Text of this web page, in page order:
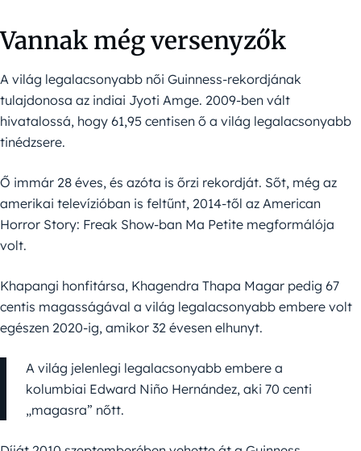
Vannak még versenyzők
A világ legalacsonyabb női Guinness-rekordjának
tulajdonosa az indiai Jyoti Amge. 2009-ben vált
hivatalossá, hogy 61,95 centisen ő a világ legalacsonyabb
tinédzsere.
Ő immár 28 éves, és azóta is őrzi rekordját. Sőt, még az
amerikai televízióban is feltűnt, 2014-től az American
Horror Story: Freak Show-ban Ma Petite megformálója
volt.
Khapangi honfitársa, Khagendra Thapa Magar pedig 67
centis magasságával a világ legalacsonyabb embere volt
egészen 2020-ig, amikor 32 évesen elhunyt.
A világ jelenlegi legalacsonyabb embere a
kolumbiai Edward Niño Hernández, aki 70 centi
„magasra” nőtt.